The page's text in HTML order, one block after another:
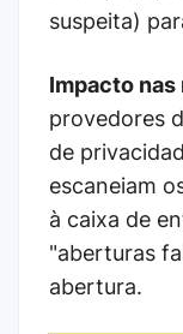
suspeita)
Impacto
provedores
de
escaneiam
à caixa de
"aberturas
abertura.